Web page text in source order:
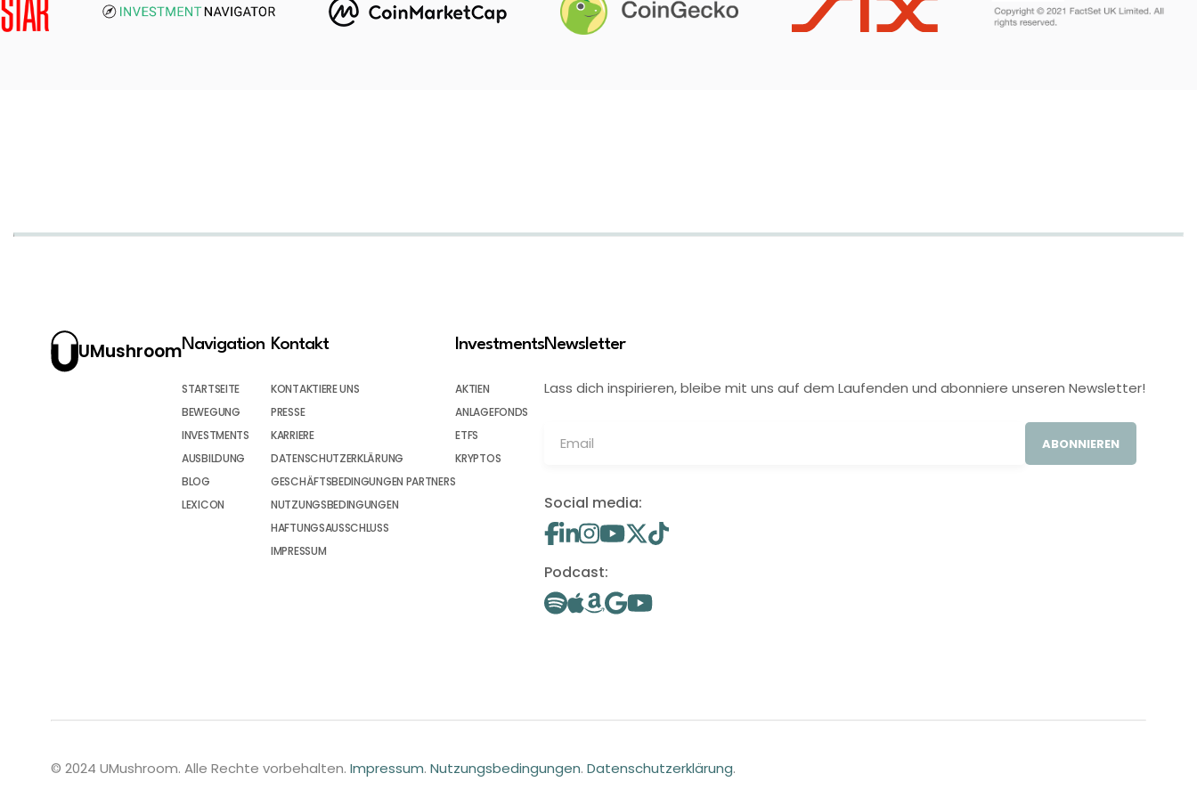
UMushroomNavigation
STARTSEITE
BEWEGUNG
INVESTMENTS
AUSBILDUNG
BLOG
LEXICON
Kontakt
KONTAKTIERE UNS
PRESSE
KARRIERE
DATENSCHUTZERKLÄRUNG
GESCHÄFTSBEDINGUNGEN PARTNERS
NUTZUNGSBEDINGUNGEN
HAFTUNGSAUSSCHLUSS
IMPRESSUM
Investments
AKTIEN
ANLAGEFONDS
ETFS
KRYPTOS
Newsletter
Lass dich inspirieren, bleibe mit uns auf dem Laufenden und abonniere unseren Newsletter!
ABONNIEREN
Social media:
Podcast:
© 2024 UMushroom. Alle Rechte vorbehalten. Impressum. Nutzungsbedingungen. Datenschutzerklärung.